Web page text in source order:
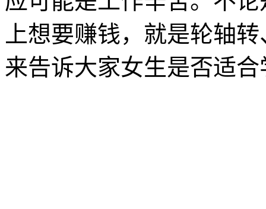
上想要赚钱，就是轮轴
来告诉大家女生是否适